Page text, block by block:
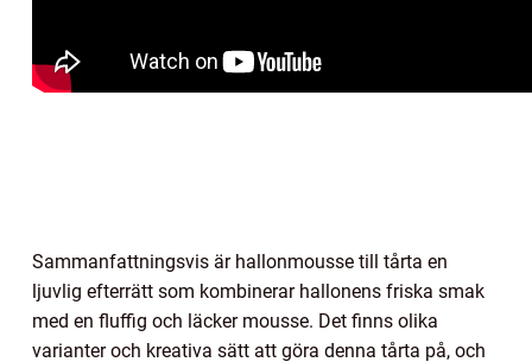
Sammanfattningsvis är hallonmousse till tårta en
ljuvlig efterrätt som kombinerar hallonens friska smak
med en fluffig och läcker mousse. Det finns olika
varianter och kreativa sätt att göra denna tårta på, och